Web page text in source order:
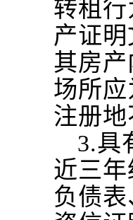
转租
产证
其房
场所
注册
3.具
近三
负债